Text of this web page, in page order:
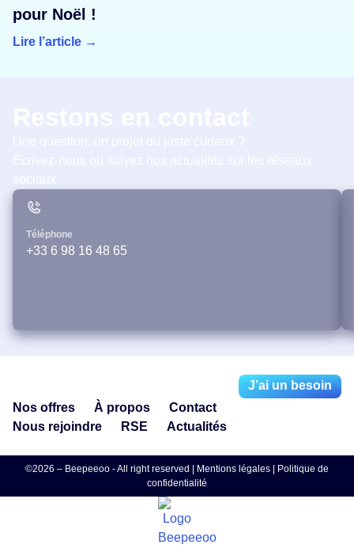
pour Noël !
Lire l’article →
Téléphone
+33 6 98 16 48 65
Nos offres À propos
Contact
Nous rejoindre
RSE Actualités
J’ai un besoin
©2026 – Beepeeoo - All right reserved | Mentions légales
Politique de
confidentialité